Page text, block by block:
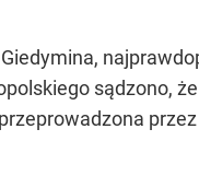
sądzono,